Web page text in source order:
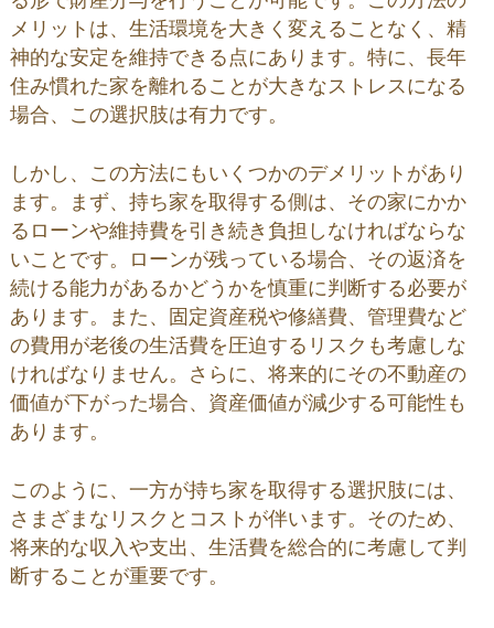
メリットは、生活環境を大きく変えることなく、精
神的な安定を維持できる点にあります。特に、長年
住み慣れた家を離れることが大きなストレスになる
場合、この選択肢は有力です。
しかし、この方法にもいくつかのデメリットがあり
ます。まず、持ち家を取得する側は、その家にかか
るローンや維持費を引き続き負担しなければならな
いことです。ローンが残っている場合、その返済を
続ける能力があるかどうかを慎重に判断する必要が
あります。また、固定資産税や修繕費、管理費など
の費用が老後の生活費を圧迫するリスクも考慮しな
ければなりません。さらに、将来的にその不動産の
価値が下がった場合、資産価値が減少する可能性も
あります。
このように、一方が持ち家を取得する選択肢には、
さまざまなリスクとコストが伴います。そのため、
将来的な収入や支出、生活費を総合的に考慮して判
断することが重要です。